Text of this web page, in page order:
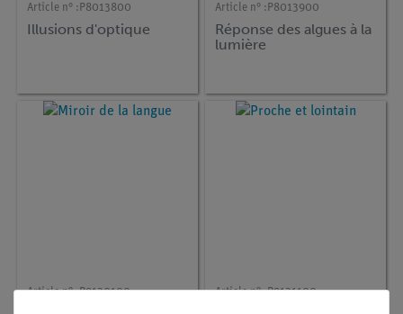
Article n° : P8013800
Illusions d'optique
Article n° : P8013900
Réponse des algues à la
lumière
Article n° :P9130100 Article n° :P9131100